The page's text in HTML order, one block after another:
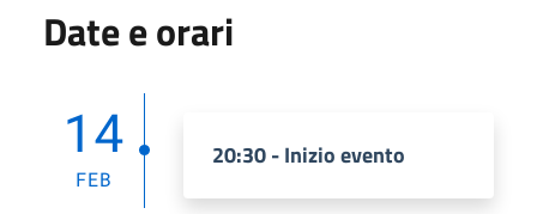
Date e orari
14
FEB
20:30 - Inizio evento